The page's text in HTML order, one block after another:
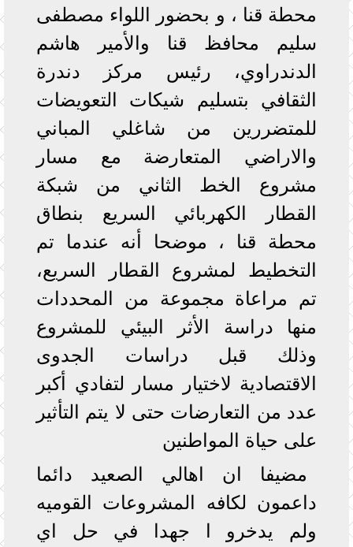
محطة قنا ، و بحضور اللواء مصطفى
سليم محافظ قنا والأمير هاشم
الدندراوي، رئيس مركز دندرة
الثقافي بتسليم شيكات التعويضات
للمتضررين من شاغلي المباني
والاراضي المتعارضة مع مسار
مشروع الخط الثاني من شبكة
القطار الكهربائي السريع بنطاق
محطة قنا ، موضحا أنه عندما تم
التخطيط لمشروع القطار السريع،
تم مراعاة مجموعة من المحددات
منها دراسة الأثر البيئي للمشروع
وذلك قبل دراسات الجدوى
الاقتصادية لاختيار مسار لتفادي أكبر
عدد من التعارضات حتى لا يتم التأثير
على حياة المواطنين
مضيفا ان اهالي الصعيد دائما
داعمون لكافه المشروعات القوميه
ولم يدخرو ا جهدا في حل اي